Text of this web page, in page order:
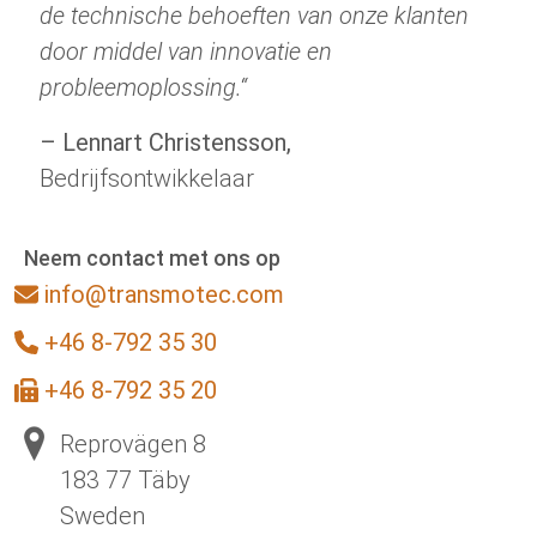
de technische behoeften van onze klanten
door middel van innovatie en
probleemoplossing.“
– Lennart Christensson,
Bedrijfsontwikkelaar
Neem contact met ons op
info@transmotec.com
+46 8-792 35 30
+46 8-792 35 20
Reprovägen 8
183 77 Täby
Sweden